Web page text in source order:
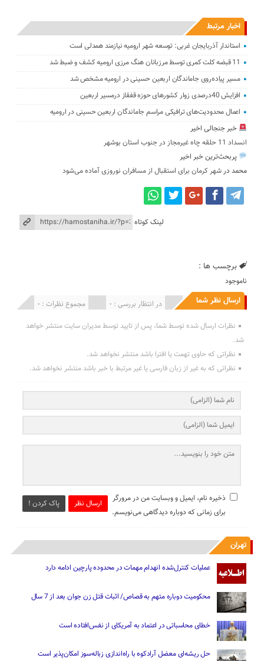
اخبار مرتبط
استاندار آذربایجان‌ غربی: توسعه شهر ارومیه نیازمند همدلی است
11 قبضه کلت کمری توسط مرزبانان هنگ مرزی ارومیه کشف و ضبط شد
مسیر پیاده‌روی جاماندگان اربعین حسینی در ارومیه مشخص شد
افزایش 40درصدی زوار کشورهای حوزه قفقاز درمسیر اربعین
اعمال محدودیت‌های ترافیکی مراسم جاماندگان اربعین حسینی در ارومیه
خبر جنجالی اخیر
انسداد 11 حلقه چاه غیرمجاز در جنوب استان بوشهر
پربحث‌ترین خبر اخیر
محمد درشهر کرمان برای استقبال از مسافران نوروزی آماده می‌شود
لینک کوتاه
برچسب ها :
ناموجود
ارسال نظر شما مجموع نظرات : 0 در انتظار بررسی : 0 انتشار یافته : 0
نظرات ارسال شده توسط شما، پس از تایید توسط مدیران سایت منتشر خواهد
شد.
نظراتی که حاوی تهمت یا افترا باشد منتشر نخواهد شد.
نظراتی که به غیر از زبان فارسی یا غیر مرتبط با خبر باشد منتشر نخواهد شد.
ارسال نظر پاک کردن !
ذخیره نام، ایمیل و وبسایت من در مرورگر
برای زمانی که دوباره دیدگاهی می‌نویسم.
تهران
عملیات کنترل‌شده انهدام مهمات در محدوده پارچین ادامه دارد
محکومیت دوباره متهم به قصاص/ اثبات قتل زن جوان بعد از 7 سال
خطای محاسباتی در اعتماد به آمریکای از نفس‌افتاده است
حل ریشه‌ای معضل آرادکوه با راه‌اندازی زباله‌سوز امکان‌پذیر است